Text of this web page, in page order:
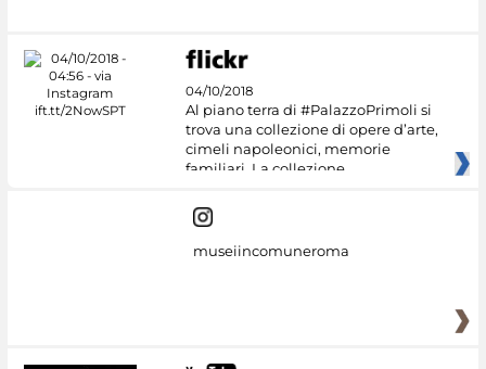
04/10/2018
Al piano terra di #PalazzoPrimoli si
trova una collezione di opere d’arte,
cimeli napoleonici, memorie
familiari. La collezione
museiincomuneroma